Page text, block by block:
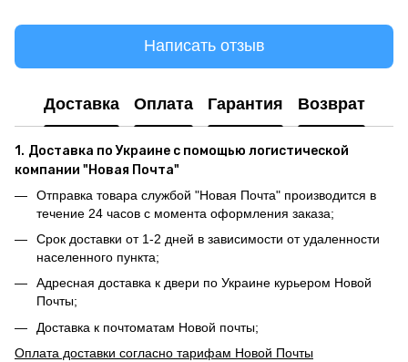
Написать отзыв
Доставка Оплата Гарантия Возврат
1. Доставка по Украине с помощью логистической
компании "Новая Почта"
Отправка товара службой "Новая Почта" производится в
течение 24 часов с момента оформления заказа;
Срок доставки от 1-2 дней в зависимости от удаленности
населенного пункта;
Адресная доставка к двери по Украине курьером Новой
Почты;
Доставка к почтоматам Новой почты;
Оплата доставки согласно тарифам Новой Почты